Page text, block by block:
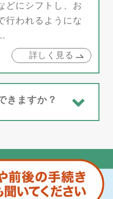
どにシフトし、お
行われるようにな
詳しく見る
きますか？